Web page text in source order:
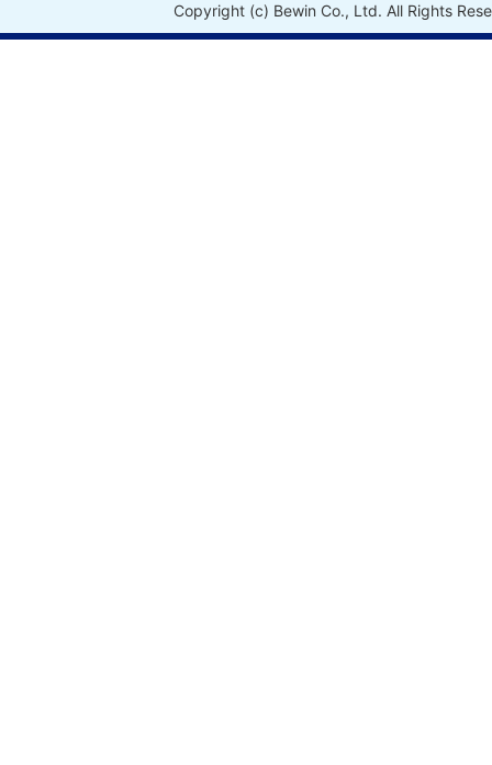
Copyright (c) Bewin Co., Ltd. All Rights